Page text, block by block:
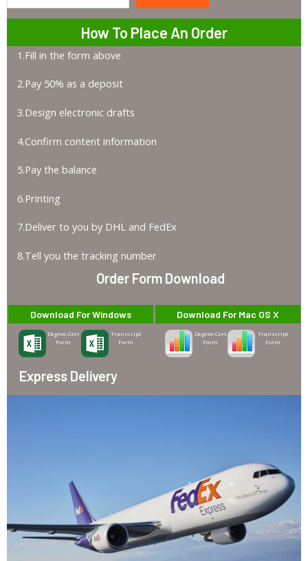
How To Place An Order
1.Fill in the form above
2.Pay 50% as a deposit
3.Design electronic drafts
4.Confirm content information
5.Pay the balance
6.Printing
7.Deliver to you by DHL and FedEx
8.Tell you the tracking number
Order Form Download
Download For Windows
Degree-Cert
Form
Transcript
Form
Download For Mac OS X
Degree-Cert
Form
Transcript
Form
Express Delivery